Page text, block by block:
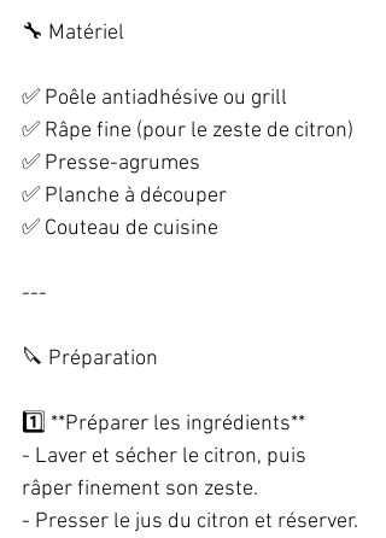
🔧 Matériel
✅ Poêle antiadhésive ou grill
✅ Râpe fine (pour le zeste de citron)
✅ Presse-agrumes
✅ Planche à découper
✅ Couteau de cuisine
---
🔪 Préparation
1️⃣ **Préparer les ingrédients**
- Laver et sécher le citron, puis
râper finement son zeste.
- Presser le jus du citron et réserver.